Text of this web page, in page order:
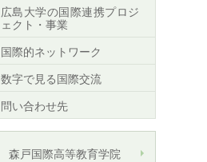
広島大学の国際連携プロジ
ェクト・事業
国際的ネットワーク
数字で見る国際交流
問い合わせ先
森戸国際高等教育学院